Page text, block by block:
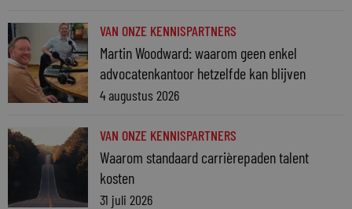
VAN ONZE KENNISPARTNERS
Martin Woodward: waarom geen enkel
advocatenkantoor hetzelfde kan blijven
4 augustus 2026
VAN ONZE KENNISPARTNERS
Waarom standaard carrièrepaden talent
kosten
31 juli 2026